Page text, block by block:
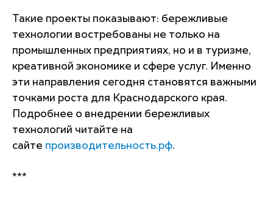
Такие проекты показывают: бережливые
технологии востребованы не только на
промышленных предприятиях, но и в туризме,
креативной экономике и сфере услуг. Именно
эти направления сегодня становятся важными
точками роста для Краснодарского края.
Подробнее о внедрении бережливых
технологий читайте на
сайте производительность.рф.
***